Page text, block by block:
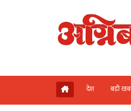
देश बड़ी